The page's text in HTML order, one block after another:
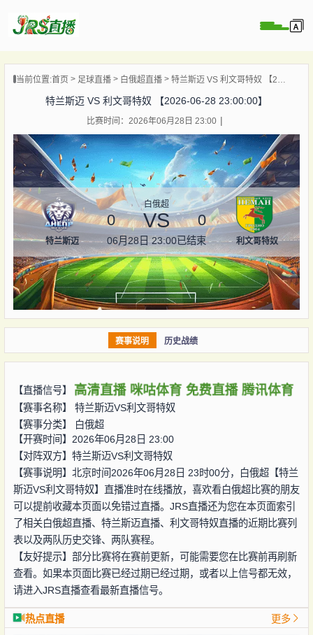
播
像
讯
直播
当前位置:首页 足球直播 白俄超直播 特兰斯迈 VS 利文哥特奴 【2026-06-28 23:00:00】
特兰斯迈 VS 利文哥特奴 【2026-06-28 23:00:00】
比赛时间：2026年06月28日 23:00
特兰斯迈
白俄超
0 VS 0
06月28日 23:00已结束 利文哥特奴
赛事说明 历史战绩
【直播信号】 高清直播 咪咕体育 免费直播 腾讯体育
【赛事名称】 特兰斯迈VS利文哥特奴
【赛事分类】
白俄超
【开赛时间】2026年06月28日 23:00
【对阵双方】 特兰斯迈VS利文哥特奴
【赛事说明】北京时间2026年06月28日 23时00分，白俄超【特兰
斯迈VS利文哥特奴】直播准时在线播放，喜欢看白俄超比赛的朋友
可以提前收藏本页面以免错过直播。JRS直播还为您在本页面索引
了相关白俄超直播、特兰斯迈直播、利文哥特奴直播的近期比赛列
表以及两队历史交锋、两队赛程。
【友好提示】部分比赛将在赛前更新，可能需要您在比赛前再刷新
查看。如果本页面比赛已经过期已经过期，或者以上信号都无效，
请进入JRS直播查看最新直播信号。
热点直播 更多